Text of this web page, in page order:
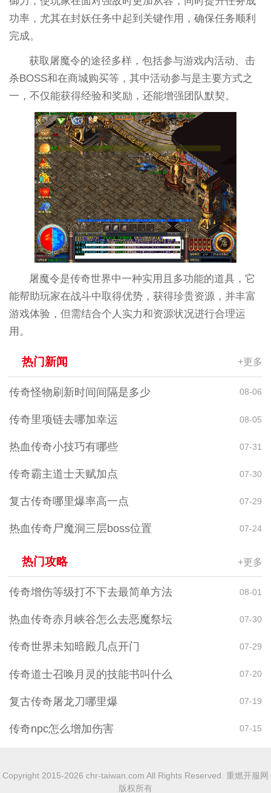
功率，尤其在封妖任务中起到关键作用，确保任务顺利
完成。
获取屠魔令的途径多样，包括参与游戏内活动、击
杀BOSS和在商城购买等，其中活动参与是主要方式之
一，不仅能获得经验和奖励，还能增强团队默契。
屠魔令是传奇世界中一种实用且多功能的道具，它
能帮助玩家在战斗中取得优势，获得珍贵资源，并丰富
游戏体验，但需结合个人实力和资源状况进行合理运
用。
热门新闻 +更多
传奇怪物刷新时间间隔是多少 08-06
传奇里项链去哪加幸运 08-05
热血传奇小技巧有哪些 07-31
传奇霸主道士天赋加点 07-30
复古传奇哪里爆率高一点 07-29
热血传奇尸魔洞三层boss位置 07-24
热门攻略 +更多
传奇增伤等级打不下去最简单方法 08-01
热血传奇赤月峡谷怎么去恶魔祭坛 07-30
传奇世界未知暗殿几点开门 07-29
传奇道士召唤月灵的技能书叫什么 07-20
复古传奇屠龙刀哪里爆 07-19
传奇npc怎么增加伤害 07-15
Copyright 2015-2026 chr-taiwan.com All Rights Reserved. 重燃开服网
版权所有